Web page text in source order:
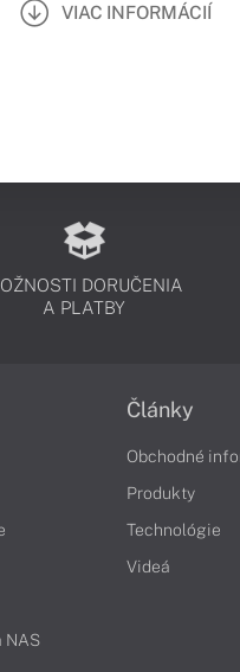
VIAC INFORMÁCIÍ
DORUČENIA
A PLATBY
NAS
Články
Obchodné
Produkty
Technológie
Videá